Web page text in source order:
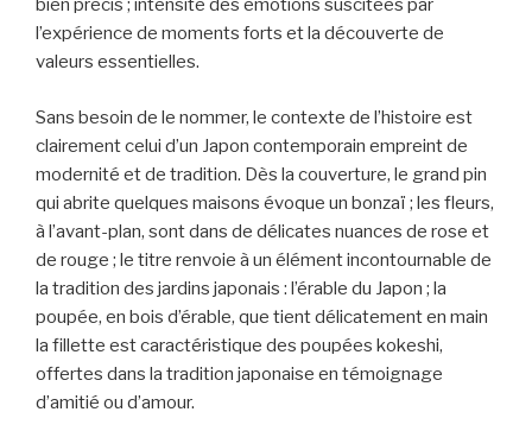
bien précis ; intensité des émotions suscitées par
l’expérience de moments forts et la découverte de
valeurs essentielles.
Sans besoin de le nommer, le contexte de l’histoire est
clairement celui d’un Japon contemporain empreint de
modernité et de tradition. Dès la couverture, le grand pin
qui abrite quelques maisons évoque un bonzaï ; les fleurs,
à l’avant-plan, sont dans de délicates nuances de rose et
de rouge ; le titre renvoie à un élément incontournable de
la tradition des jardins japonais : l’érable du Japon ; la
poupée, en bois d’érable, que tient délicatement en main
la fillette est caractéristique des poupées kokeshi,
offertes dans la tradition japonaise en témoignage
d’amitié ou d’amour.